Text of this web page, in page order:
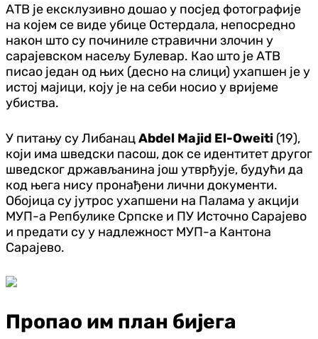
АТВ је ексклузивно дошао у посјед фотографије
на којем се виде убице Остердала, непосредно
након што су починиле стравични злочин у
сарајевском насељу Булевар. Као што је АТВ
писао један од њих (десно на слици) ухапшен је у
истој мајици, коју је на себи носио у вријеме
убиства.
У питању су ЛибанацAbdel Majid El-Oweiti (19),
који има шведски пасош, док се идентитет другог
шведског држављанина још утврђује, будући да
код њега нису пронађени лични документи.
Обојица су јутрос ухапшени на Палама у акцији
МУП-а Репбулике Српске и ПУ Источно Сарајево
и предати су у надлежност МУП-а Кантона
Сарајево.
Пропао им план бијега